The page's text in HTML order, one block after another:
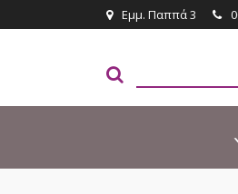
Εμμ. Παππά 3